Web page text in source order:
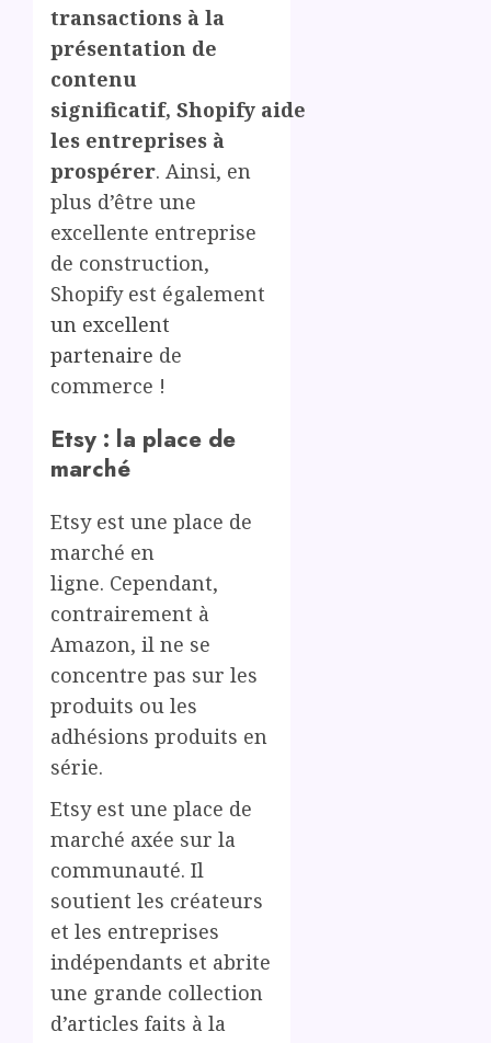
transactions à la
présentation de
contenu
significatif, Shopify aide
les entreprises à
prospérer. Ainsi, en
plus d’être une
excellente entreprise
de construction,
Shopify est également
un excellent
partenaire de
commerce !
Etsy : la place de
marché
Etsy est une place de
marché en
ligne. Cependant,
contrairement à
Amazon, il ne se
concentre pas sur les
produits ou les
adhésions produits en
série.
Etsy est une place de
marché axée sur la
communauté. Il
soutient les créateurs
et les entreprises
indépendants et abrite
une grande collection
d’articles faits à la